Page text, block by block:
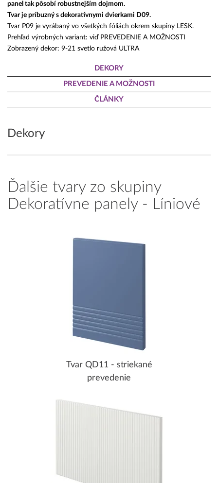
panel tak pôsobí robustnejším dojmom.
Tvar je príbuzný s dekoratívnymi dvierkami D09.
Tvar P09 je vyrábaný vo všetkých fóliách okrem skupiny LESK.
Prehľad výrobných variant: viď PREVEDENIE A MOŽNOSTI
Zobrazený dekor: 9-21 svetlo ružová ULTRA
DEKORY
PREVEDENIE A MOŽNOSTI
ČLÁNKY
Dekory
Ďalšie tvary zo skupiny
Dekoratívne panely - Líniové
Tvar QD11 - striekané
prevedenie